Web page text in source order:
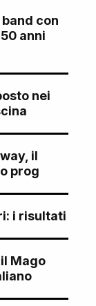
con
anni
nei
il
prog
i risultati
Mago